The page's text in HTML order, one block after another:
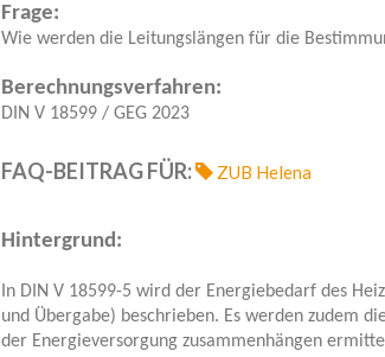
DETAILLIERTE
Frage:
Wie werden die Leitungslängen für die
Berechnungsverfahren:
DIN V 18599 / GEG 2023
FAQ-BEITRAG FÜR: ZUB Helena
Hintergrund:
In DIN V 18599-5 wird der Energiebedarf des
und Übergabe) beschrieben. Es werden zudem
der Energieversorgung zusammenhängen